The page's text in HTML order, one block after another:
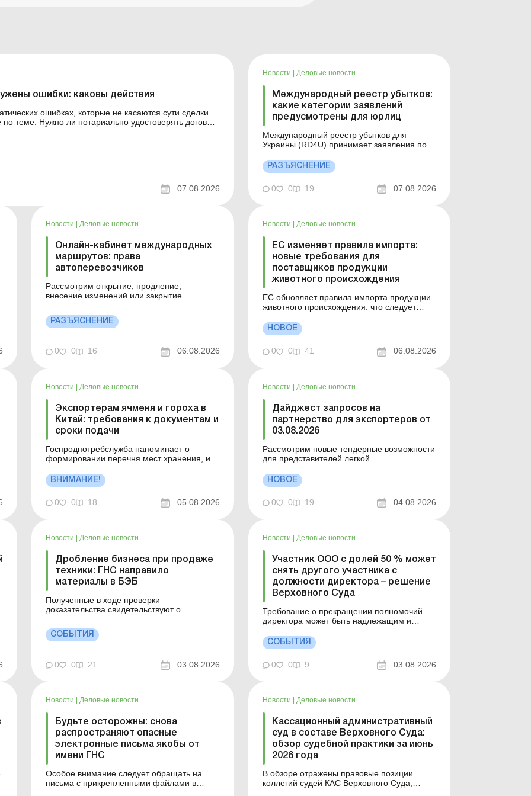
ошибки: каковы действия
ошибках, которые не касаются сути сделки
договор
07.08.2026
Новости Деловые новости
Международный реестр убытков:
какие категории заявлений
предусмотрены для юрлиц
Международный реестр убытков для
Украины (RD4U) принимает заявления по
юридических лиц, государства и
территориальных общин. Больше по теме:
Восстановление недвижимости после
повреждения в результате боевых действий
РАЗЪЯСНЕНИЕ
0 0 19 07.08.2026
Новости Деловые новости
Онлайн-кабинет международных
маршрутов: права
автоперевозчиков
Рассмотрим открытие, продление,
внесение изменений или закрытие
маршрутов. Больше по теме: Штраф за
нарушение ПДД транспортным средством
водителей Министерство по
РАЗЪЯСНЕНИЕ
0 0 16 06.08.2026
Новости Деловые новости
ЕС изменяет правила импорта:
новые требования для
поставщиков продукции
животного происхождения
ЕС обновляет правила импорта продукции
животного происхождения: что следует
теме: Ответственность за нарушение
законодательства в сфере производства,
оборота и маркировки органической
продукции Санитарная экспертиза:
НОВОЕ
0 0 41 06.08.2026
Новости | Деловые новости
Экспортерам ячменя и гороха в
Китай: требования к документам и
сроки подачи
Госпродпотребслужба напоминает о
формировании перечня мест хранения, из
КНР; перечня лиц, планирующих экспорт
ячменя в КНР; перечня предприятий,
которые выращивают горох для экспорта в
КНР; перечня предприятий, планирующих
ВНИМАНИЕ!
0 0 18 05.08.2026
Новости | Деловые новости
Дайджест запросов на
партнерство для экспортеров от
03.08.2026
Рассмотрим новые тендерные возможности
для представителей легкой
условиям гранта предприниматель должен
трудоустроить работников: как это отразить
в налоговом расчете по НДФЛ и ЕСВ? Грант
от Фонда развития предпринимательства:
НОВОЕ
0 0 19 04.08.2026
Новости | Деловые новости
Дробление бизнеса при продаже
техники: ГНС направило
материалы в БЭБ
Полученные в ходе проверки
доказательства свидетельствуют о
которой деятельность одного предприятия
формально распределяется между
работают как единый бизнес. Больше по
СОБЫТИЯ
0 0 21 03.08.2026
Новости | Деловые новости
Участник ООО с долей 50 % может
снять другого участника с
должности директора – решение
Верховного Суда
Требование о прекращении полномочий
директора может быть надлежащим и
общество не может оставаться без
исполнительного органа, поэтому такое
требование должно сочетаться с
требованием о назначении нового
СОБЫТИЯ
0 0 9 03.08.2026
Новости Деловые новости
Будьте осторожны: снова
распространяют опасные
электронные письма якобы от
имени ГНС
Особое внимание следует обращать на
письма с прикрепленными файлами в
Новости Деловые новости
Кассационный административный
суд в составе Верховного Суда:
обзор судебной практики за июнь
2026 года
В обзоре отражены правовые позиции
коллегий судей КАС Верховного Суда,